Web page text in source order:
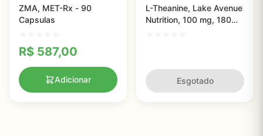
ZMA, MET-Rx - 90
Capsulas
R$ 587,00
Adicionar
L-Theanine, Lake Avenue
Nutrition, 100 mg, 180
Esgotado